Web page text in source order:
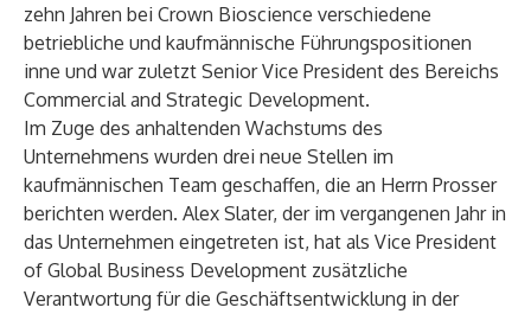
zehn Jahren bei Crown Bioscience verschiedene
betriebliche und kaufmännische Führungspositionen
inne und war zuletzt Senior Vice President des Bereichs
Commercial and Strategic Development.
Im Zuge des anhaltenden Wachstums des
Unternehmens wurden drei neue Stellen im
kaufmännischen Team geschaffen, die an Herrn Prosser
berichten werden. Alex Slater, der im vergangenen Jahr in
das Unternehmen eingetreten ist, hat als Vice President
of Global Business Development zusätzliche
Verantwortung für die Geschäftsentwicklung in der